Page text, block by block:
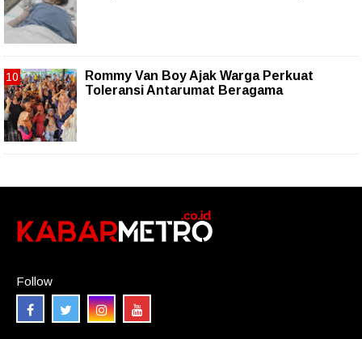
Rommy Van Boy Ajak Warga Perkuat
Toleransi Antarumat Beragama
Follow